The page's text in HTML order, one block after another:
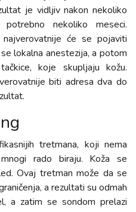
je vidljiv nakon nekoliko
nekoliko meseci.
će se pojaviti
lokalna anestezija, a potom
koje skupljaju kožu.
biti adresa dva do
tretmana, koji nema
rado biraju. Koža se
Ovaj tretman može da se
a rezultati su odmah
a zatim se sondom prelazi